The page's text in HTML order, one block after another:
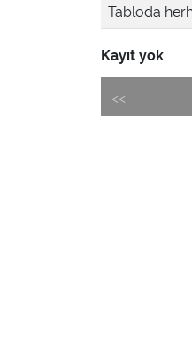
Tabloda
Kayıt yok
<<